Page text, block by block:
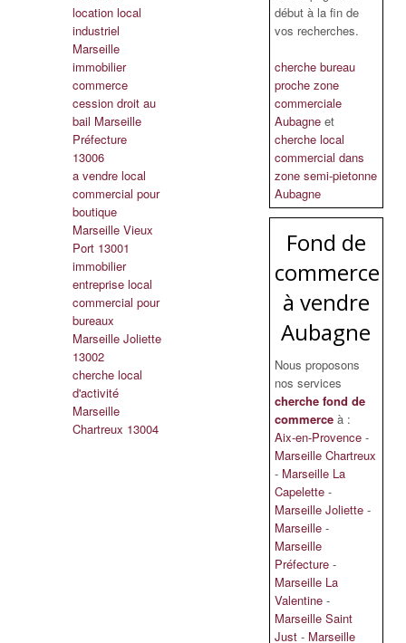
location local
industriel
Marseille
immobilier
commerce
cession droit au
bail Marseille
Préfecture
13006
a vendre local
commercial pour
boutique
Marseille Vieux
Port 13001
immobilier
entreprise local
commercial pour
bureaux
Marseille Joliette
13002
cherche local
d'activité
Marseille
Chartreux 13004
début à la fin de
vos recherches.
cherche bureau
proche zone
commerciale
Aubagne et
cherche local
commercial dans
zone semi-pietonne
Aubagne
Fond de
commerce
à vendre
Aubagne
Nous proposons
nos services
cherche fond de
commerce à :
Aix-en-Provence -
Marseille Chartreux
- Marseille La
Capelette -
Marseille Joliette -
Marseille -
Marseille
Préfecture -
Marseille La
Valentine -
Marseille Saint
Just - Marseille